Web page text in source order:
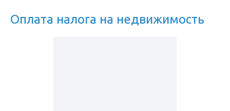
Оплата налога на недвижимость